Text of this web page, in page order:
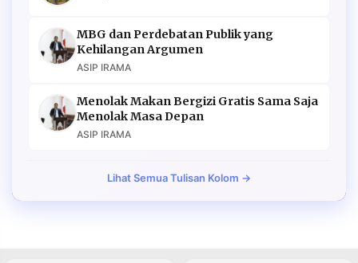
MBG dan Perdebatan Publik yang
Kehilangan Argumen
ASIP IRAMA
Menolak Makan Bergizi Gratis Sama Saja
Menolak Masa Depan
ASIP IRAMA
Lihat Semua Tulisan Kolom →